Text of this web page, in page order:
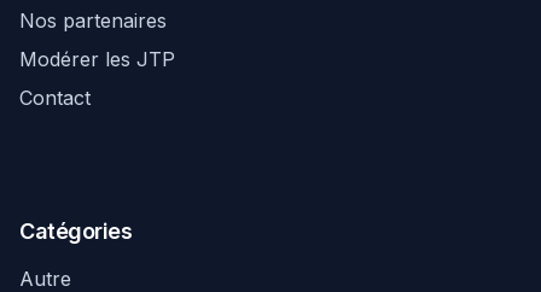
Nos partenaires
Modérer les JTP
Contact
Catégories
Autre